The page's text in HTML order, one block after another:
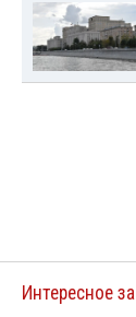
Интересное